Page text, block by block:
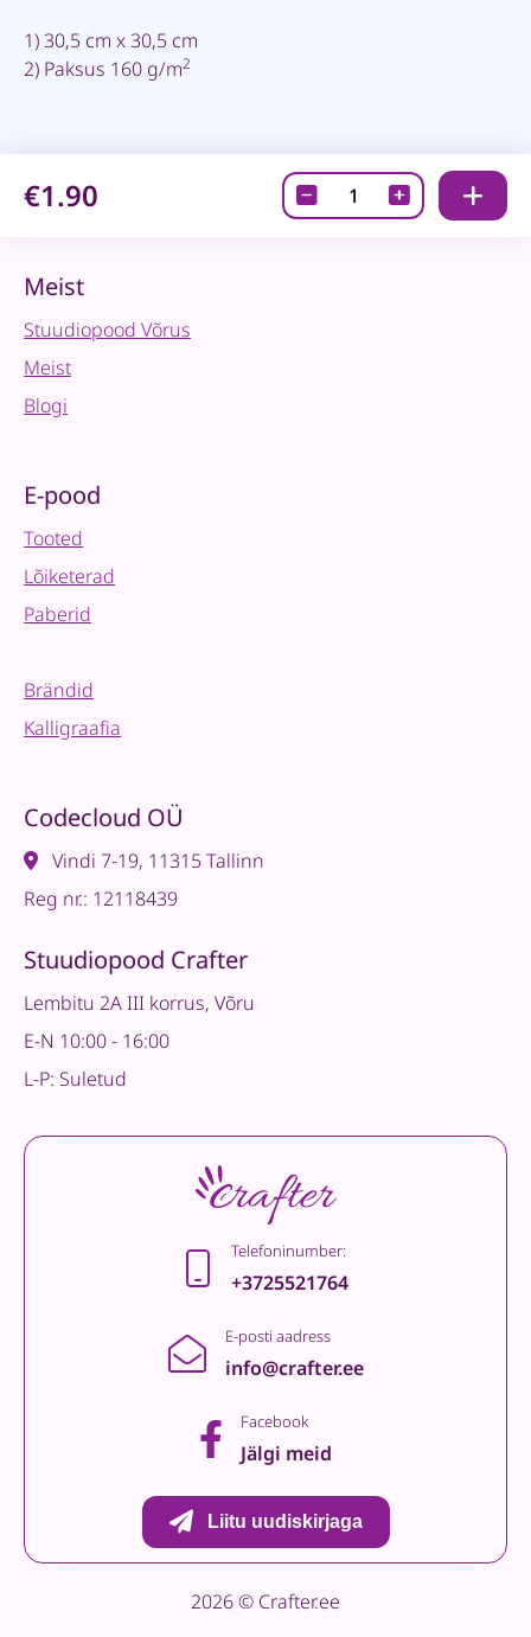
1) 30,5 cm x 30,5 cm
2) Paksus 160 g/m2
€1.90
Glitterpaber
iseliimuv-
Meist
Stuudiopood Võrus
Meist
Blogi
E-pood
Tooted
Lõiketerad
Paberid
Brändid
Kalligraafia
Codecloud OÜ
Vindi 7-19, 11315 Tallinn
Reg nr.: 12118439
Stuudiopood Crafter
Lembitu 2A III korrus, Võru
E-N 10:00 - 16:00
L-P: Suletud
Telefoninumber:
+3725521764
E-posti aadress
info@crafter.ee
Facebook
Jälgi meid
Liitu uudiskirjaga
2026 © Crafter.ee